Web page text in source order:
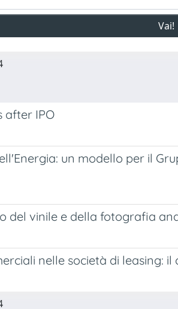
after IPO
un modello per il
del vinile e della fotografia
nelle società di leasing: il